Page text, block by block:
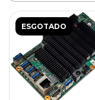
ESGOTADO